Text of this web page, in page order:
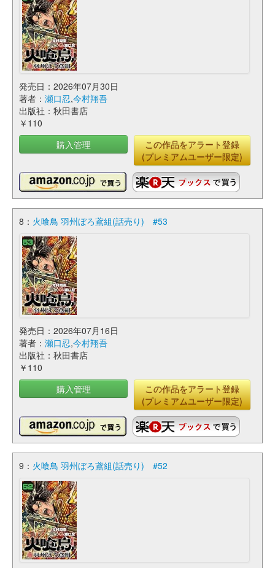
発売日：2026年07月30日
著者： 瀬口忍,今村翔吾
出版社：秋田書店
￥110
購入管理
この作品をアラート登録
(プレミアムユーザー限定)
8： 火喰鳥 羽州ぼろ鳶組(話売り) #53
発売日：2026年07月16日
著者： 瀬口忍,今村翔吾
出版社：秋田書店
￥110
購入管理
この作品をアラート登録
(プレミアムユーザー限定)
9： 火喰鳥 羽州ぼろ鳶組(話売り) #52